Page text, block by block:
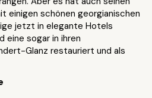
einigen schönen georgianischen
jetzt in elegante Hotels
eine sogar in ihren
Glanz restauriert und als